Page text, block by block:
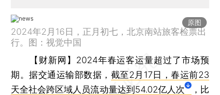
原图
2024年2月16日，正月初七，北京南站旅客检票出
行。图：视觉中国
【财新网】 2024年春运客运量超过了市场预
期。据交通运输部数据， 截至2月17日，春运前23
天全社会跨区域人员流动量达到54.02亿人次
，比